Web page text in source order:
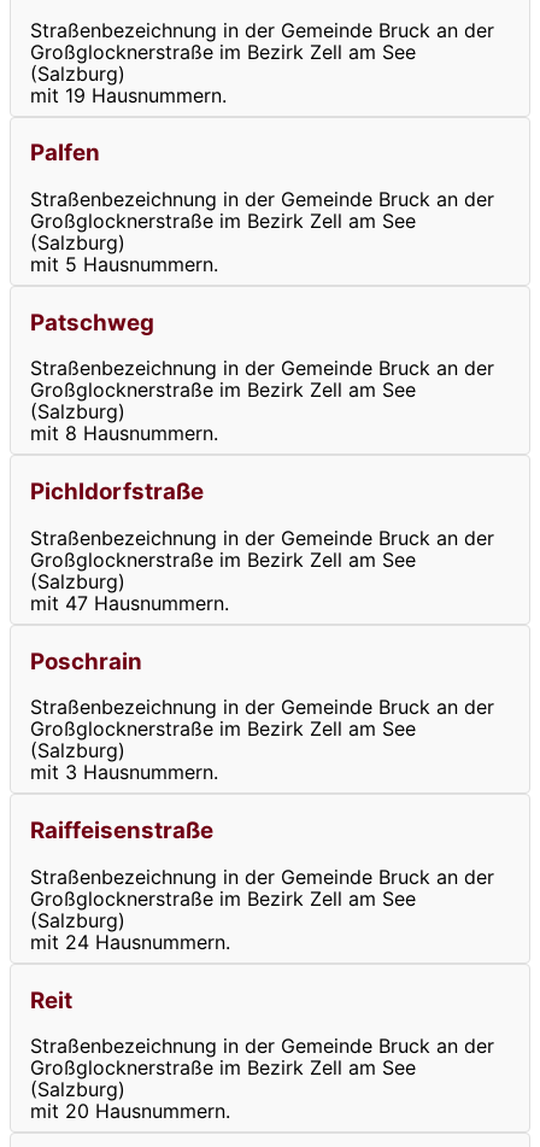
Straßenbezeichnung in der Gemeinde Bruck an der
Großglocknerstraße im Bezirk Zell am See
(Salzburg)
mit 19 Hausnummern.
Palfen
Straßenbezeichnung in der Gemeinde Bruck an der
Großglocknerstraße im Bezirk Zell am See
(Salzburg)
mit 5 Hausnummern.
Patschweg
Straßenbezeichnung in der Gemeinde Bruck an der
Großglocknerstraße im Bezirk Zell am See
(Salzburg)
mit 8 Hausnummern.
Pichldorfstraße
Straßenbezeichnung in der Gemeinde Bruck an der
Großglocknerstraße im Bezirk Zell am See
(Salzburg)
mit 47 Hausnummern.
Poschrain
Straßenbezeichnung in der Gemeinde Bruck an der
Großglocknerstraße im Bezirk Zell am See
(Salzburg)
mit 3 Hausnummern.
Raiffeisenstraße
Straßenbezeichnung in der Gemeinde Bruck an der
Großglocknerstraße im Bezirk Zell am See
(Salzburg)
mit 24 Hausnummern.
Reit
Straßenbezeichnung in der Gemeinde Bruck an der
Großglocknerstraße im Bezirk Zell am See
(Salzburg)
mit 20 Hausnummern.